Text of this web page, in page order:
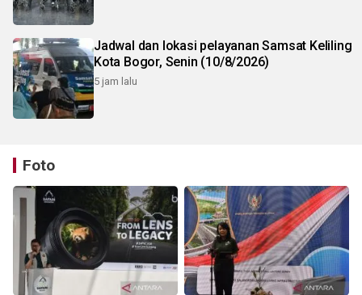
Jadwal dan lokasi pelayanan Samsat Keliling
Kota Bogor, Senin (10/8/2026)
5 jam lalu
Foto